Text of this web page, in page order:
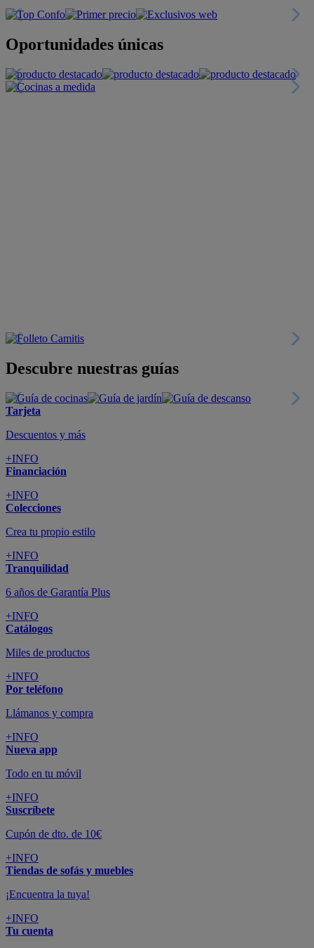
Oportunidades únicas
Descubre nuestras guías
Tarjeta
Descuentos y más
+INFO
Financiación
+INFO
Colecciones
Crea tu propio estilo
+INFO
Tranquilidad
6 años de Garantía Plus
+INFO
Catálogos
Miles de productos
+INFO
Por teléfono
Llámanos y compra
+INFO
Nueva app
Todo en tu móvil
+INFO
Suscríbete
Cupón de dto. de 10€
+INFO
Tiendas de sofás y muebles
¡Encuentra la tuya!
+INFO
Tu cuenta